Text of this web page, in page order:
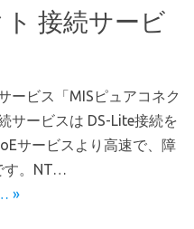
接続サービ
ービス「MISピュアコネク
サービスは DS-Lite接続を
サービスより高速で、障
す。NT…
»